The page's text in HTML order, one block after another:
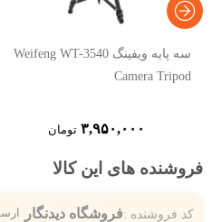
سه پایه ویفینگ Weifeng WT-3540
Camera Tripod
۳,۹۵۰,۰۰۰ تومان
فروشنده های این کالا
کد فروشنده :فروشگاه دیدنگار